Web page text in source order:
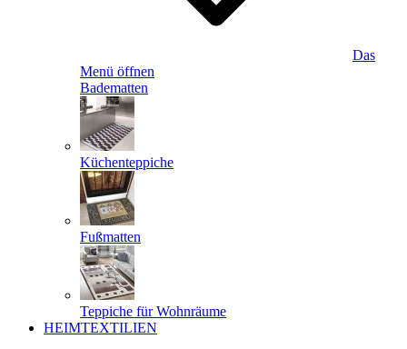
Das
Menü öffnen
Badematten
Küchenteppiche
Fußmatten
Teppiche für Wohnräume
HEIMTEXTILIEN